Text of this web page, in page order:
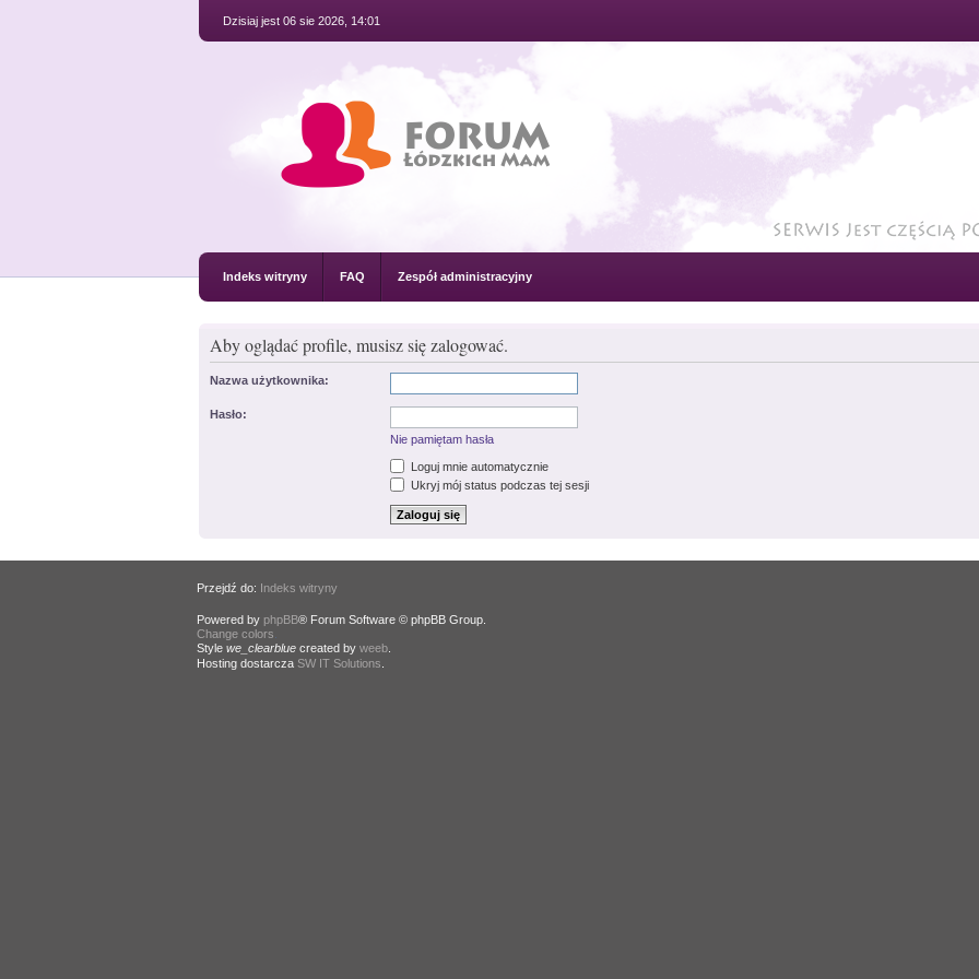
Dzisiaj jest 06 sie 2026, 14:01
Indeks witryny FAQ Zespół administracyjny
Aby oglądać profile, musisz się zalogować.
Nazwa użytkownika:
Hasło:
Nie pamiętam hasła
Loguj mnie automatycznie
Ukryj mój status podczas tej sesji
Przejdź do: Indeks witryny
Powered by phpBB® Forum Software © phpBB Group.
Change colors
Style we_clearbluecreated by weeb.
Hosting dostarcza SW IT Solutions